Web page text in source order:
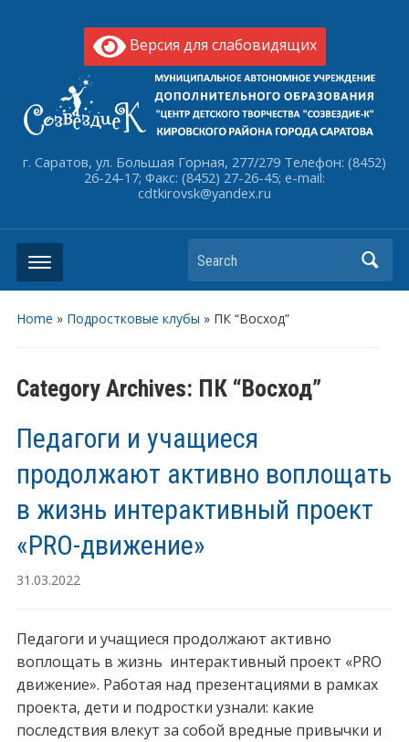
Версия для слабовидящих
г. Саратов, ул. Большая Горная, 277/279 Телефон: (8452)
26-24-17; Факс: (8452) 27-26-45; e-mail:
cdtkirovsk@yandex.ru
Search
Home » Подростковые клубы » ПК “Восход”
Category Archives: ПК “Восход”
Педагоги и учащиеся
продолжают активно воплощать
в жизнь интерактивный проект
«PRO-движение»
31.03.2022
Педагоги и учащиеся продолжают активно
воплощать в жизнь интерактивный проект «PRO
движение». Работая над презентациями в рамках
проекта, дети и подростки узнали: какие
последствия влекут за собой вредные привычки и